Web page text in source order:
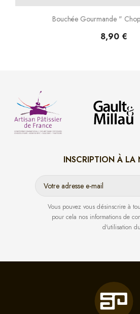
Bouchée Gourmande "
8,90 €
INSCRIPTION À LA
Vous pouvez vous désinscrire à
pour cela nos informations de
d'utilisation